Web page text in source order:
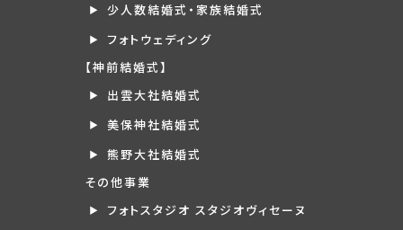
少人数結婚式・家族結婚式
フォトウェディング
【神前結婚式】
出雲大社結婚式
美保神社結婚式
熊野大社結婚式
その他事業
フォトスタジオ スタジオヴィセーヌ